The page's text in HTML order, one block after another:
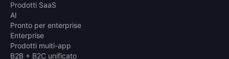
Prodotti SaaS
AI
Pronto per enterprise
Enterprise
Prodotti multi-app
B2B + B2C unificato